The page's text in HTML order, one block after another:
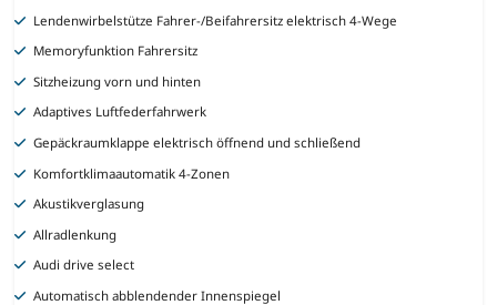
Lendenwirbelstütze Fahrer-/Beifahrersitz elektrisch 4-Wege
Memoryfunktion Fahrersitz
Sitzheizung vorn und hinten
Adaptives Luftfederfahrwerk
Gepäckraumklappe elektrisch öffnend und schließend
Komfortklimaautomatik 4-Zonen
Akustikverglasung
Allradlenkung
Audi drive select
Automatisch abblendender Innenspiegel